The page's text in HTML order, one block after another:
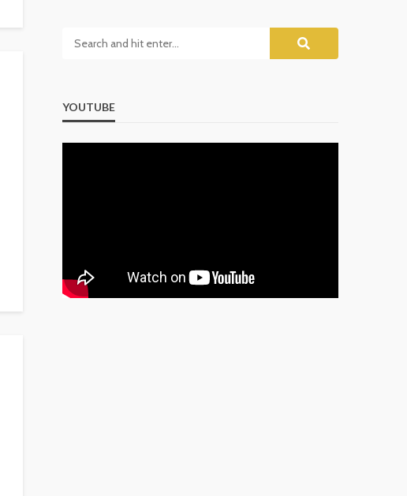
YOUTUBE